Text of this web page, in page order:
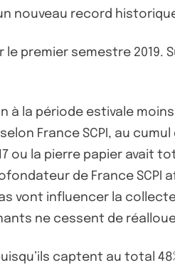
nouveau record
premier semestre 2019.
à la période estivale
France SCPI, au
ou la pierre papier avait
de France SCPI
influencer la collecte
ne cessent de
captent au total